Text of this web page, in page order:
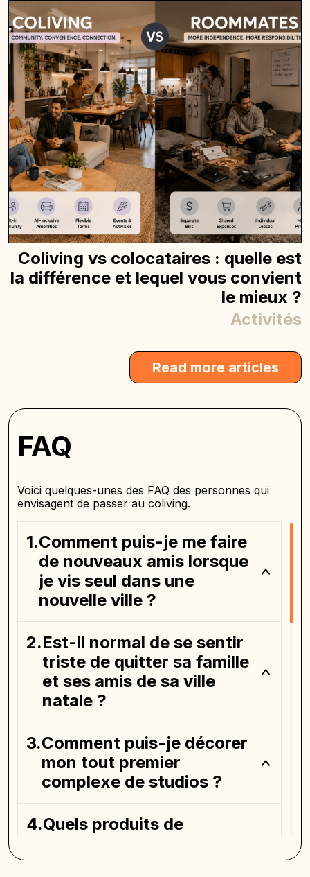
Coliving vs colocataires : quelle est
la différence et lequel vous convient
le mieux ?
Activités
Read more articles
FAQ
Voici quelques-unes des FAQ des personnes qui
envisagent de passer au coliving.
Comment puis-je me faire
de nouveaux amis lorsque
je vis seul dans une
nouvelle ville ?
Est-il normal de se sentir
triste de quitter sa famille
et ses amis de sa ville
natale ?
Comment puis-je décorer
mon tout premier
complexe de studios ?
Quels produits de
nettoyage dois-je acheter
pour mon premier